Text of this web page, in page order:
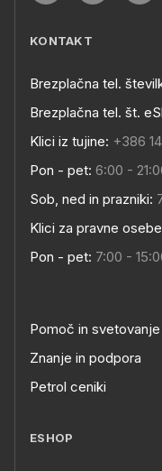
KONTAKT
Brezplačna tel.
Brezplačna tel. št.
Klici iz tujine: +386
Pon - pet: 6:00 -
Sob, ned in prazniki:
Klici za pravne
Pon - pet: 7:00 -
Pomoč in svetovanje
Znanje in podpora
Petrol ceniki
ESHOP